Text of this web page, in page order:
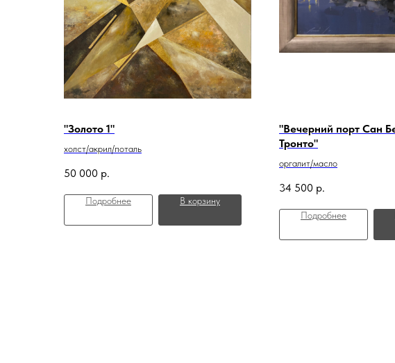
"Золото 1"
холст/акрил/поталь
50 000 р.
Подробнее В корзину
"Вечерний порт Сан
Тронто"
оргалит/масло
34 500 р.
Подробнее